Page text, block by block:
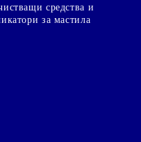
средства и
за мастила